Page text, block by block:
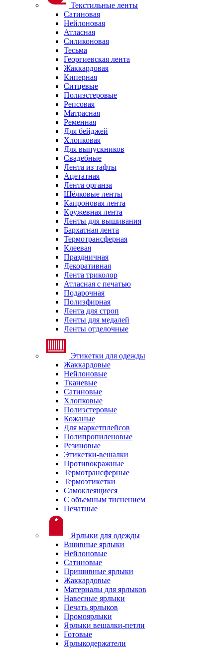
Текстильные ленты
Сатиновая
Нейлоновая
Атласная
Силиконовая
Тесьма
Георгиевская лента
Жаккардовая
Киперная
Ситцевые
Полиэстеровые
Репсовая
Матрасная
Ременная
Для бейджей
Хлопковая
Для выпускников
Свадебные
Лента из тафты
Ацетатная
Лента органза
Шёлковые ленты
Капроновая лента
Кружевная лента
Ленты для вышивания
Бархатная лента
Термотрансферная
Клеевая
Праздничная
Декоративная
Лента триколор
Атласная с печатью
Подарочная
Полиэфирная
Лента для строп
Ленты для медалей
Ленты отделочные
Этикетки для одежды
Жаккардовые
Нейлоновые
Тканевые
Сатиновые
Хлопковые
Полиэстеровые
Кожаные
Для маркетплейсов
Полипропиленовые
Резиновые
Этикетки-вешалки
Противокражные
Термотрансферные
Термоэтикетки
Самоклеящиеся
С объемным тиснением
Печатные
Ярлыки для одежды
Вшивные ярлыки
Нейлоновые
Сатиновые
Пришивные ярлыки
Жаккардовые
Материалы для ярлыков
Навесные ярлыки
Печать ярлыков
Промоярлыки
Ярлыки вешалки-петли
Готовые
Ярлыкодержатели